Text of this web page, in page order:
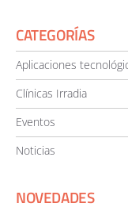
CATEGORÍAS
Aplicaciones
Clínicas Irradia
Eventos
Noticias
NOVEDADES